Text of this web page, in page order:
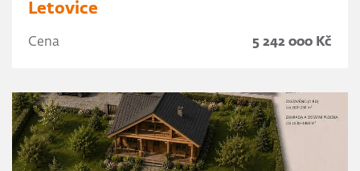
Letovice
Cena 5 242 000 Kč